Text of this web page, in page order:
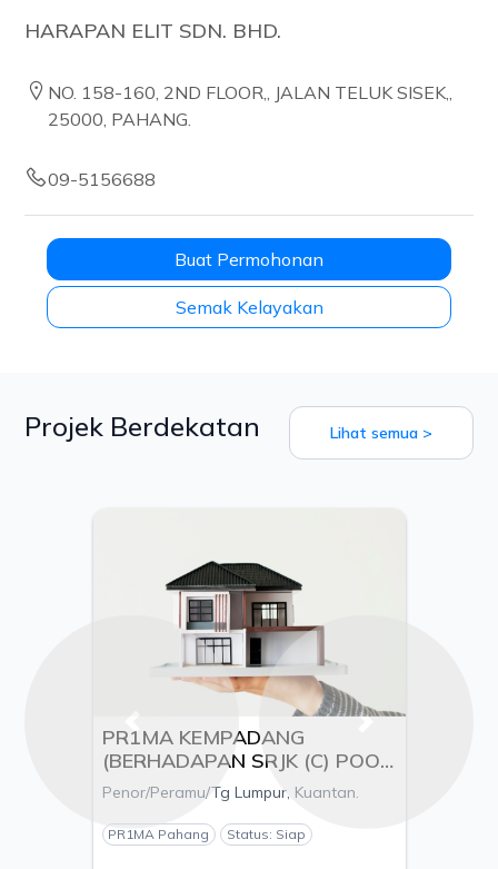
HARAPAN ELIT SDN. BHD.
NO. 158-160, 2ND FLOOR,, JALAN TELUK SISEK,,
25000, PAHANG.
09-5156688
Buat Permohonan
Semak Kelayakan
Projek Berdekatan Lihat semua >
PR1MA KEMPADANG
(BERHADAPAN SRJK (C) POOI
MING), MUKIM KUALA
KUANTAN, DAERAH
KUANTAN, PAHANG - PEMAJU
ESTANIA S/B
Penor/Peramu/Tg Lumpur, Kuantan.
PR1MA Pahang Status: Siap
Previous